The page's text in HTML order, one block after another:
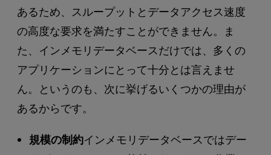
あるため、スループットとデータアクセス速度
の高度な要求を満たすことができません。ま
た、インメモリデータベースだけでは、多くの
アプリケーションにとって十分とは言えませ
ん。というのも、次に挙げるいくつかの理由が
あるからです。
規模の制約インメモリデータベースではデー